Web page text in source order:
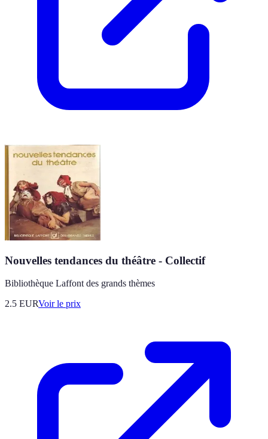
Nouvelles tendances du théâtre - Collectif
Bibliothèque Laffont des grands thèmes
2.5 EURVoir le prix